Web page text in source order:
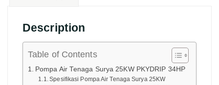
Description
Table of Contents
Pompa Air Tenaga Surya 25KW PKYDRIP 34HP
Spesifikasi Pompa Air Tenaga Surya 25KW